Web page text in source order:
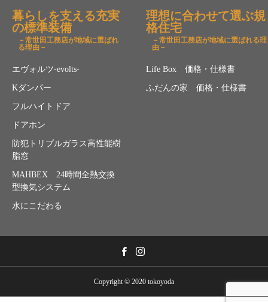
暮らしを支える充実
の標準装備
－常世田工務店が地域に選ばれ
る理由－
エヴォルツ-evolts-
Kダンパー
フルハイトドア
ドアホン
防犯トリプルガラス高性能樹
脂窓
MAHBEX 24時間全熱交換
型換気システム
水にこだわる
理想に合わせて選ぶ規
格住宅
－常世田工務店が地域に選ばれる理
由－
Life Box 価格・仕様書
ふだんの家 価格・仕様書
Copyright © 2020 tokoyoda